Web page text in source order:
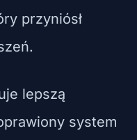
przyniósł
lepszą
system